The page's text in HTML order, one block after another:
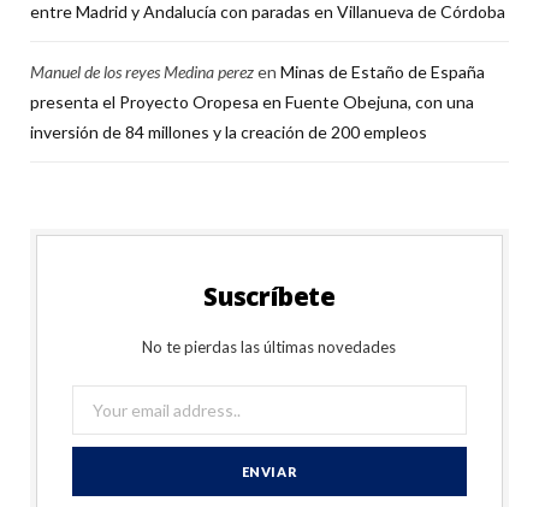
entre Madrid y Andalucía con paradas en Villanueva de Córdoba
Manuel de los reyes Medina perezen Minas de Estaño de España
presenta el Proyecto Oropesa en Fuente Obejuna, con una
inversión de 84 millones y la creación de 200 empleos
Suscríbete
No te pierdas las últimas novedades